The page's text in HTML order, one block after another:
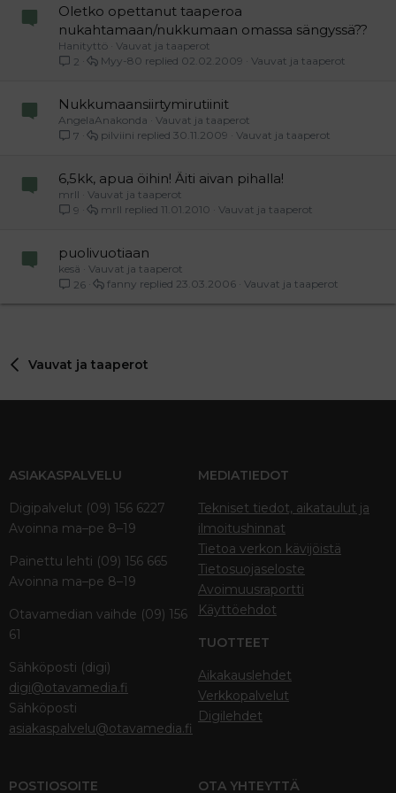
Oletko opettanut taaperoa
nukahtamaan/nukkumaan omassa sängyssä??
Hanityttö Vauvat ja taaperot
2
Vauvat ja taaperot
02.02.2009
Myy-80
Nukkumaansiirtymirutiinit
AngelaAnakonda
Vauvat ja taaperot
7
Vauvat ja taaperot
30.11.2009
pilviini
6,5kk, apua öihin! Äiti aivan pihalla!
mrll
Vauvat ja taaperot
9
Vauvat ja taaperot
11.01.2010
mrll
puolivuotiaan
kesä
Vauvat ja taaperot
26
Vauvat ja taaperot
23.03.2006
fanny
Vauvat ja taaperot
ASIAKASPALVELU
Digipalvelut (09) 156 6227
Avoinna ma–pe 8–19
Painettu lehti (09) 156 665
Avoinna ma–pe 8–19
Otavamedian vaihde (09) 156
61
Sähköposti (digi)
digi@otavamedia.fi
Sähköposti
asiakaspalvelu@otavamedia.fi
MEDIATIEDOT
Tekniset tiedot, aikataulut ja
ilmoitushinnat
Tietoa verkon kävijöistä
Tietosuojaseloste
Avoimuusraportti
Käyttöehdot
TUOTTEET
Aikakauslehdet
Verkkopalvelut
Digilehdet
POSTIOSOITE OTA YHTEYTTÄ